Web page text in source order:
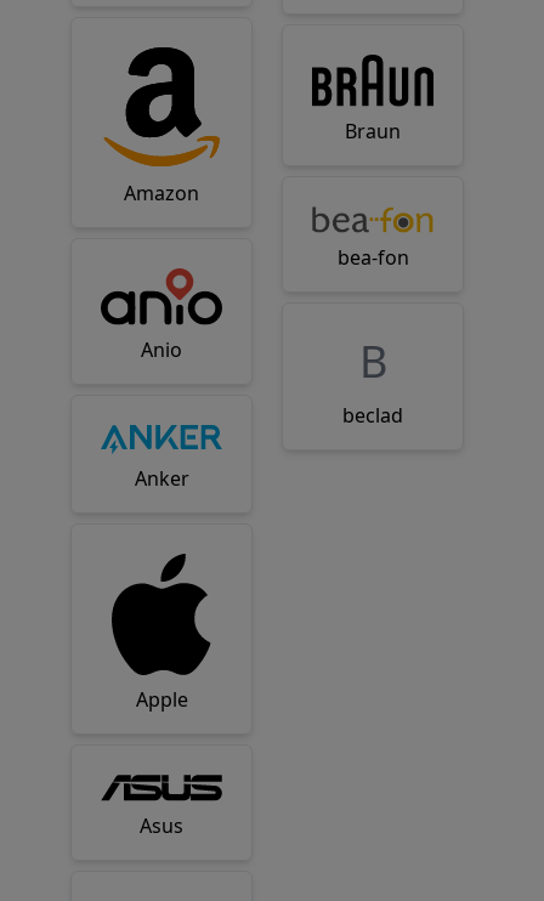
Amazon
Anio
Anker
Apple
Asus
Braun
bea-fon
B
beclad